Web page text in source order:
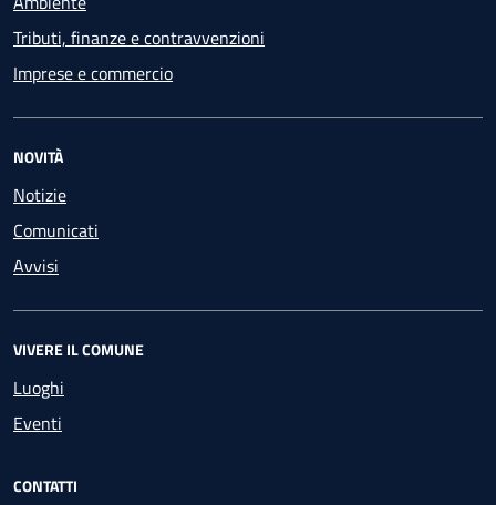
Tributi, finanze e contravvenzioni
Imprese e commercio
NOVITÀ
Notizie
Comunicati
Avvisi
VIVERE IL COMUNE
Luoghi
Eventi
CONTATTI